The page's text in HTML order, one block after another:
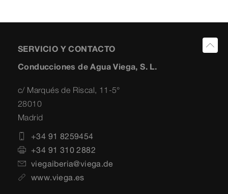
SERVICIO Y CONTACTO
Conducciones de Agua Viega, S. L.
c/ Marqués de Riscal, 11-5°
28010
Madrid
+34 91 8259454
+34 91 310 2882
viegaiberia@viega.de
www.viega.es